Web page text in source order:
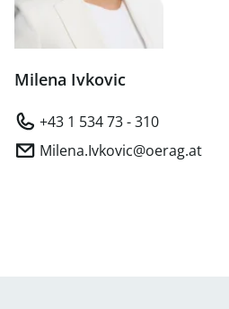
Milena Ivkovic
+43 1 534 73 - 310
Milena.Ivkovic@oerag.at